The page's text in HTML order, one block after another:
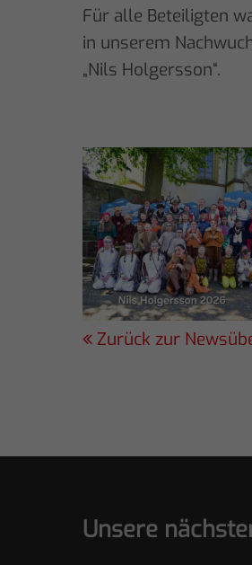
Für alle Beteiligten
in unserem
„Nils Holgersson“.
Zurück zur
Unsere